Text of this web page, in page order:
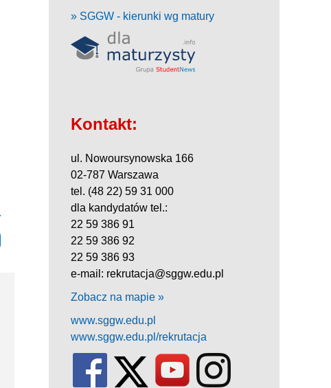
» SGGW - kierunki wg matury
Kontakt:
ul. Nowoursynowska 166
02-787 Warszawa
tel. (48 22) 59 31 000
dla kandydatów tel.:
22 59 386 91
22 59 386 92
22 59 386 93
e-mail: rekrutacja@sggw.edu.pl
Zobacz na mapie »
www.sggw.edu.pl
www.sggw.edu.pl/rekrutacja